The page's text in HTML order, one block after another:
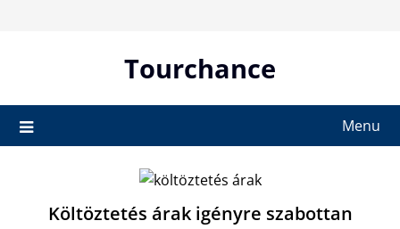
Tourchance
Menu
Költöztetés árak igényre szabottan